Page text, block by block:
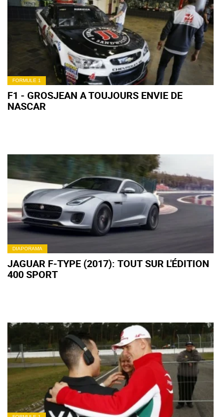
FORMULE 1
F1 - GROSJEAN A TOUJOURS ENVIE DE
NASCAR
DIAPORAMA
JAGUAR F-TYPE (2017): TOUT SUR L'ÉDITION
400 SPORT